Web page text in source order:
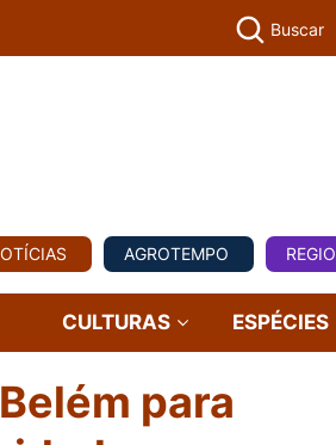
AGROVIAGENS
Buscar
AGROTEMPO
CULTURAS ESPÉCIES
para